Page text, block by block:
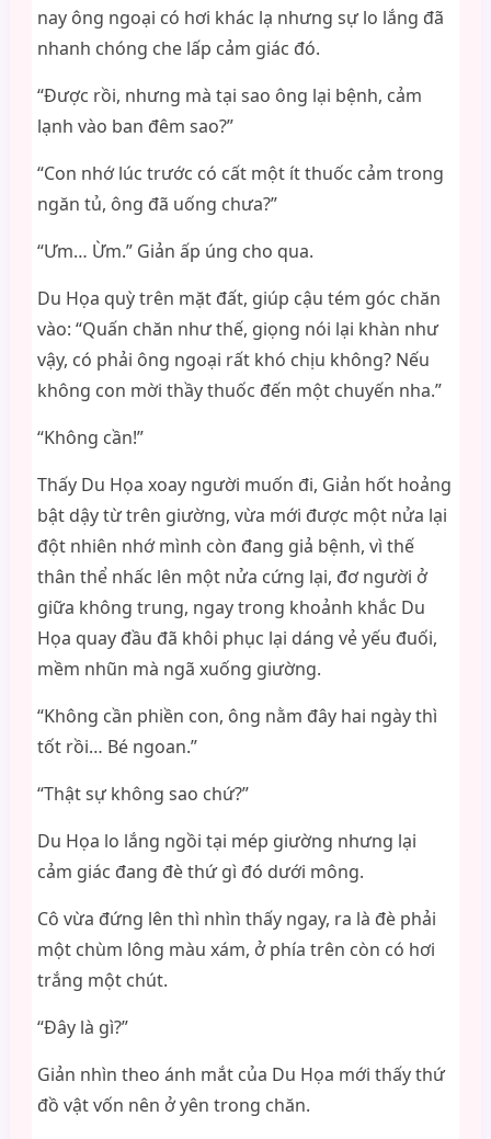
nay ông ngoại có hơi khác lạ nhưng sự lo lắng đã
nhanh chóng che lấp cảm giác đó.
“Được rồi, nhưng mà tại sao ông lại bệnh, cảm
lạnh vào ban đêm sao?”
“Con nhớ lúc trước có cất một ít thuốc cảm trong
ngăn tủ, ông đã uống chưa?”
“Ưm… Ừm.” Giản ấp úng cho qua.
Du Họa quỳ trên mặt đất, giúp cậu tém góc chăn
vào: “Quấn chăn như thế, giọng nói lại khàn như
vậy, có phải ông ngoại rất khó chịu không? Nếu
không con mời thầy thuốc đến một chuyến nha.”
“Không cần!”
Thấy Du Họa xoay người muốn đi, Giản hốt hoảng
bật dậy từ trên giường, vừa mới được một nửa lại
đột nhiên nhớ mình còn đang giả bệnh, vì thế
thân thể nhấc lên một nửa cứng lại, đơ người ở
giữa không trung, ngay trong khoảnh khắc Du
Họa quay đầu đã khôi phục lại dáng vẻ yếu đuối,
mềm nhũn mà ngã xuống giường.
“Không cần phiền con, ông nằm đây hai ngày thì
tốt rồi… Bé ngoan.”
“Thật sự không sao chứ?”
Du Họa lo lắng ngồi tại mép giường nhưng lại
cảm giác đang đè thứ gì đó dưới mông.
Cô vừa đứng lên thì nhìn thấy ngay, ra là đè phải
một chùm lông màu xám, ở phía trên còn có hơi
trắng một chút.
“Đây là gì?”
Giản nhìn theo ánh mắt của Du Họa mới thấy thứ
đồ vật vốn nên ở yên trong chăn.